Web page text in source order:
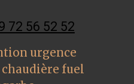
72 56 52 52
urgence
fuel